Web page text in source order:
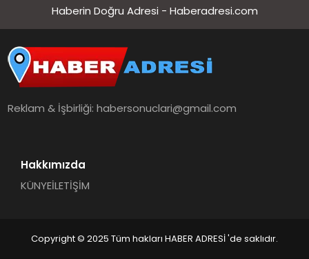
Haberin Doğru Adresi - Haberadresi.com
Reklam & İşbirliği:habersonuclari@gmail.com
Hakkımızda
KÜNYEİLETİŞİM
Copyright © 2025 Tüm hakları HABER ADRESİ 'de saklıdır.